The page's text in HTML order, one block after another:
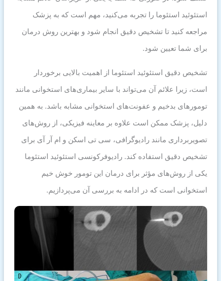
استئوئید استئوما را تجربه می‌کنید، مهم است که به پزشک
مراجعه کنید تا تشخیص دقیق انجام شود و بهترین روش درمان
برای شما تعیین شود.
تشخیص دقیق استئوئید استئوما از اهمیت بالایی برخوردار
است، زیرا علائم آن می‌تواند با سایر بیماری‌های استخوانی مانند
تومورهای بدخیم و عفونت‌های استخوانی مشابه باشد. به همین
دلیل، پزشک ممکن است علاوه بر معاینه فیزیکی، از روش‌های
تصویربرداری مانند رادیوگرافی، سی تی اسکن و ام آر آی برای
تشخیص دقیق استفاده کند. رادیوفرکونسی استئوئید استئوما
یکی از روش‌های مؤثر برای درمان این تومور خوش خیم
استخوانی است که در ادامه به بررسی آن می‌پردازیم.